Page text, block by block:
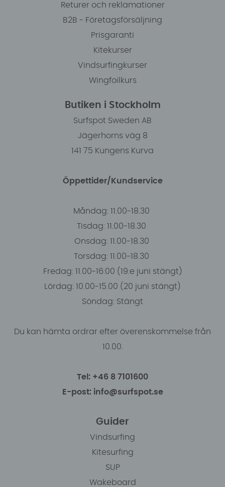
Returer och reklamationer
B2B - Företagsförsäljning
Prisgaranti
Kitekurser
Vindsurfingkurser
Wingfoilkurs
Butiken i Stockholm
Surfspot Sweden AB
Jägerhorns väg 8
141 75 Kungens Kurva
Öppettider/Kundservice
Måndag: 11.00-18.30
Tisdag: 11.00-18.30
Onsdag: 11.00-18.30
Torsdag: 11.00-18.30
Fredag: 11.00-16:00 (19:e juni stängt)
Lördag: 10.00-15.00 (20 juni stängt)
Söndag: Stängt
Du kan hämta ordrar efter överenskommelse från
10.00.
Tel: +46 8 7101600
E-post: info@surfspot.se
Guider
Vindsurfing
Kitesurfing
SUP
Wakeboard